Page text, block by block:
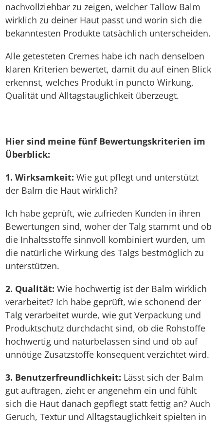
nachvollziehbar zu zeigen, welcher Tallow Balm
wirklich zu deiner Haut passt und worin sich die
bekanntesten Produkte tatsächlich unterscheiden.
Alle getesteten Cremes habe ich nach denselben
klaren Kriterien bewertet, damit du auf einen Blick
erkennst, welches Produkt in puncto Wirkung,
Qualität und Alltagstauglichkeit überzeugt.
Hier sind meine fünf Bewertungskriterien im
Überblick:
1. Wirksamkeit: Wie gut pflegt und unterstützt
der Balm die Haut wirklich?
Ich habe geprüft, wie zufrieden Kunden in ihren
Bewertungen sind, woher der Talg stammt und ob
die Inhaltsstoffe sinnvoll kombiniert wurden, um
die natürliche Wirkung des Talgs bestmöglich zu
unterstützen.
2. Qualität: Wie hochwertig ist der Balm wirklich
verarbeitet? Ich habe geprüft, wie schonend der
Talg verarbeitet wurde, wie gut Verpackung und
Produktschutz durchdacht sind, ob die Rohstoffe
hochwertig und naturbelassen sind und ob auf
unnötige Zusatzstoffe konsequent verzichtet wird.
3. Benutzerfreundlichkeit: Lässt sich der Balm
gut auftragen, zieht er angenehm ein und fühlt
sich die Haut danach gepflegt statt fettig an? Auch
Geruch, Textur und Alltagstauglichkeit spielten in